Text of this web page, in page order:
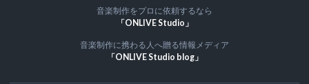
音楽制作をプロに依頼するなら
「ONLIVE Studio」
音楽制作に携わる人へ贈る情報メディア
「ONLIVE Studio blog」